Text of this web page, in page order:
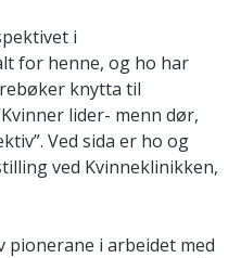
i
for henne, og ho har
knytta til
lider- menn dør,
Ved sida er ho og
ved Kvinneklinikken,
pionerane i arbeidet med